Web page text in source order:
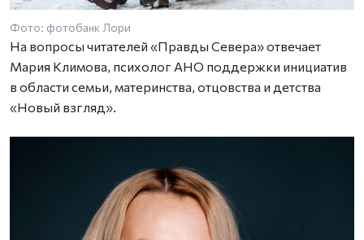
Фото: фотобанк Лори
На вопросы читателей «Правды Севера» отвечает
Мария Климова, психолог АНО поддержки инициатив
в области семьи, материнства, отцовства и детства
«Новый взгляд».